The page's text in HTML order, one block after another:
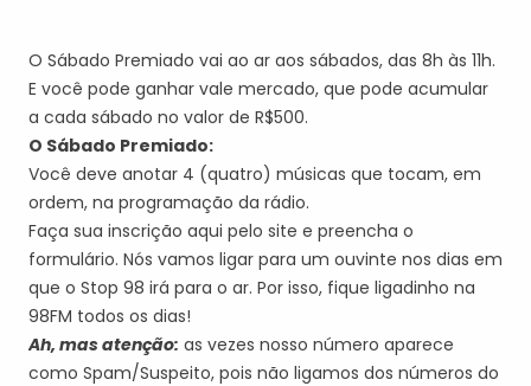
O Sábado Premiado vai ao ar aos sábados, das 8h às 11h.
E você pode ganhar vale mercado, que pode acumular
a cada sábado no valor de R$500.
O Sábado Premiado:
Você deve anotar 4 (quatro) músicas que tocam, em
ordem, na programação da rádio.
Faça sua inscrição aqui pelo site e preencha o
formulário. Nós vamos ligar para um ouvinte nos dias em
que o Stop 98 irá para o ar. Por isso, fique ligadinho na
98FM todos os dias!
Ah, mas atenção: as vezes nosso número aparece
como Spam/Suspeito, pois não ligamos dos números do